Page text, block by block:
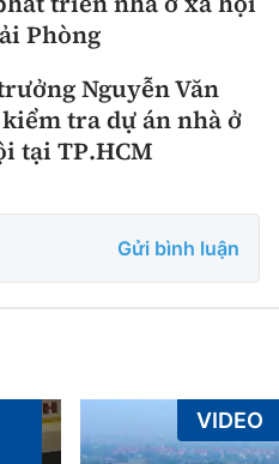
Phòng
Nguyễn Văn
tra dự án nhà ở
tại TP.HCM
Gửi bình luận
VIDEO